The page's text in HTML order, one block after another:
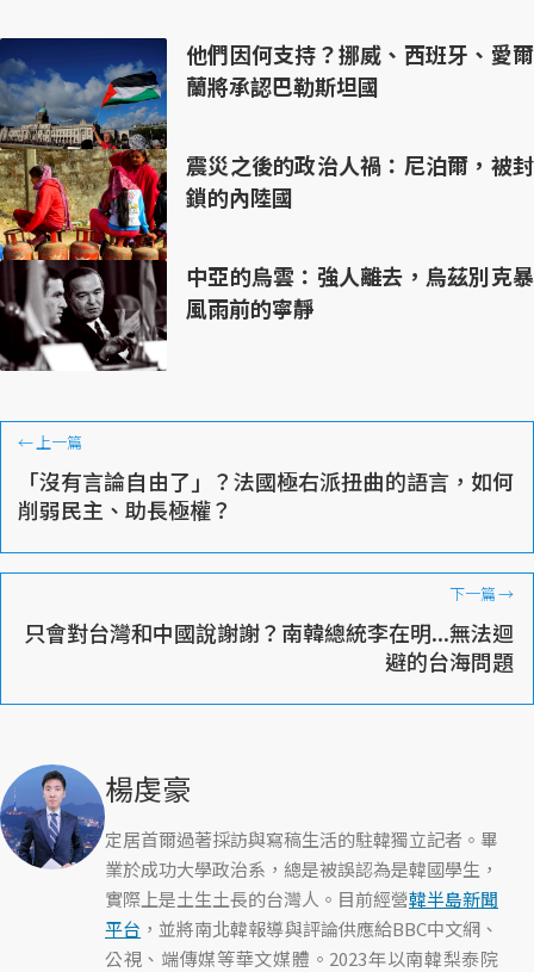
他們因何支持？挪威、西班牙、愛爾
蘭將承認巴勒斯坦國
震災之後的政治人禍：尼泊爾，被封
鎖的內陸國
中亞的烏雲：強人離去，烏茲別克暴
風雨前的寧靜
←上一篇
「沒有言論自由了」？法國極右派扭曲的語言，如何
削弱民主、助長極權？
下一篇→
只會對台灣和中國說謝謝？南韓總統李在明...無法迴
避的台海問題
楊虔豪
定居首爾過著採訪與寫稿生活的駐韓獨立記者。畢
業於成功大學政治系，總是被誤認為是韓國學生，
實際上是土生土長的台灣人。目前經營韓半島新聞
平台 ，並將南北韓報導與評論供應給BBC中文網、
公視、端傳媒等華文媒體。2023年以南韓梨泰院